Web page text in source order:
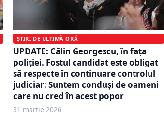
ȘTIRI DE ULTIMĂ ORĂ
UPDATE: Călin Georgescu, în fața
poliției. Fostul candidat este obligat
să respecte în continuare controlul
judiciar: Suntem conduși de oameni
care nu cred în acest popor
31 martie 2026